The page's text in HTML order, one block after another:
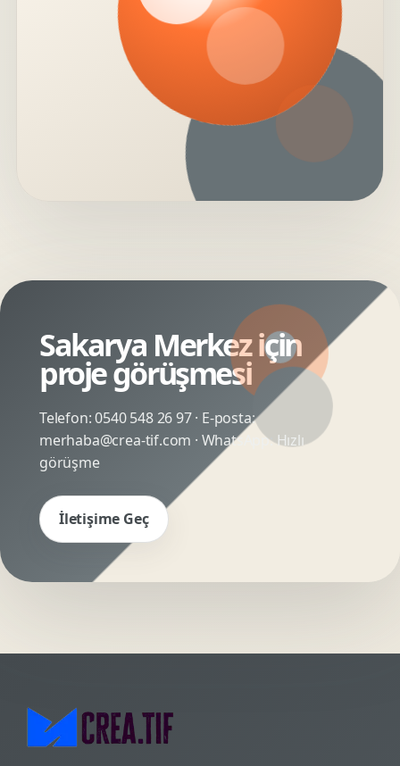
Sakarya Merkez için
proje görüşmesi
Telefon:0540 548 26 97· E-posta:
merhaba@crea-tif.com · WhatsApp:Hızlı
görüşme
İletişime Geç